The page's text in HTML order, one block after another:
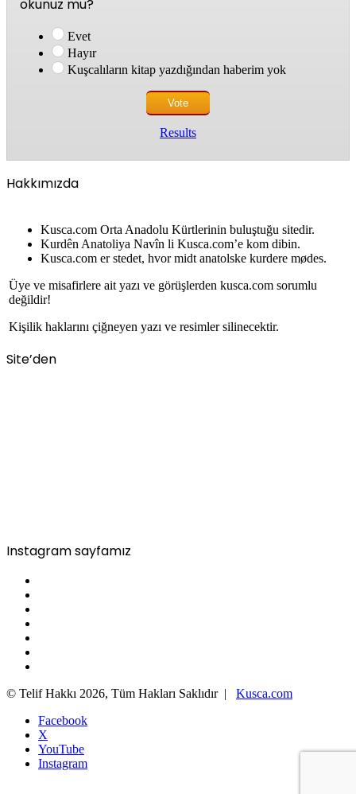
okunuz mu?
Evet
Hayır
Kuşcalıların kitap yazdığından haberim yok
Results
Hakkımızda
Kusca.com Orta Anadolu Kürtlerinin buluştuğu sitedir.
Kurdên Anatoliya Navîn li Kusca.com’e kom dibin.
Kusca.com er stedet, hvor midt anatolske kurdere mødes.
Üye ve misafirlere ait yazı ve görüşlerden kusca.com sorumlu
değildir!
Kişilik haklarını çiğneyen yazı ve resimler silinecektir.
Site’den
Instagram sayfamız
© Telif Hakkı 2026, Tüm Hakları Saklıdır | Kusca.com
Facebook
X
YouTube
Instagram